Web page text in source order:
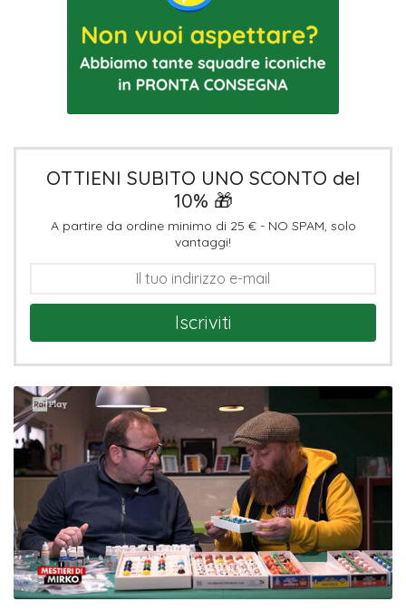
OTTIENI SUBITO UNO SCONTO del
10% 🎁
A partire da ordine minimo di 25 € - NO SPAM, solo
vantaggi!
Iscriviti